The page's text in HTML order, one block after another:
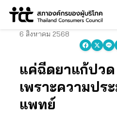
Skip
content
6 สิงหาคม 2568
แค่ฉีดยาแก้ปว
เพราะความปร
แพทย์